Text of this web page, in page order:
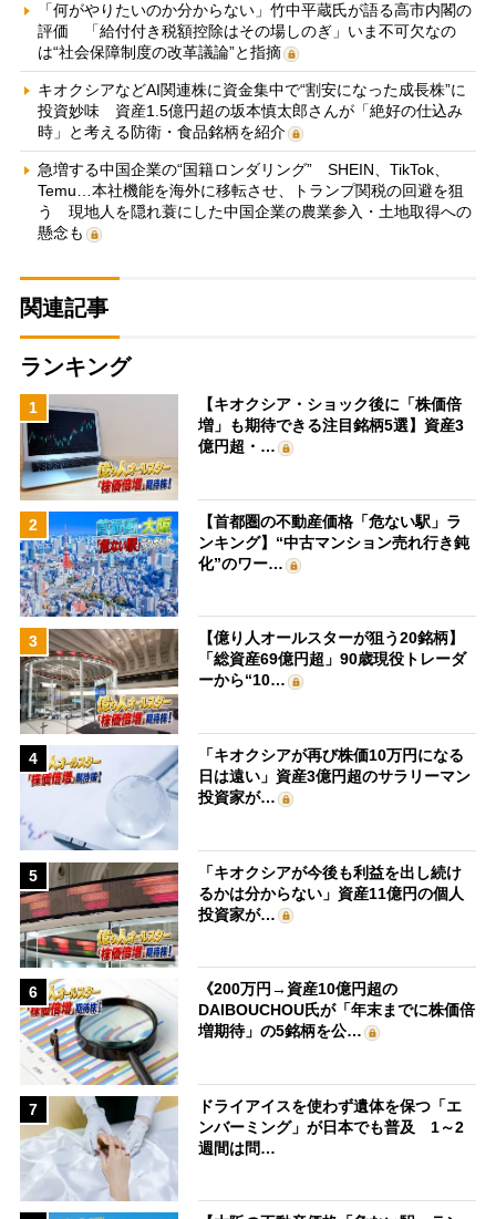
「何がやりたいのか分からない」竹中平蔵氏が語る高市内閣の
評価 「給付付き税額控除はその場しのぎ」いま不可欠なの
は“社会保障制度の改革議論”と指摘
キオクシアなどAI関連株に資金集中で“割安になった成長株”に
投資妙味 資産1.5億円超の坂本慎太郎さんが「絶好の仕込み
時」と考える防衛・食品銘柄を紹介
急増する中国企業の“国籍ロンダリング” SHEIN、TikTok、
Temu…本社機能を海外に移転させ、トランプ関税の回避を狙
う 現地人を隠れ蓑にした中国企業の農業参入・土地取得への
懸念も
関連記事
ランキング
1
【キオクシア・ショック後に「株価倍
増」も期待できる注目銘柄5選】資産3
億円超・…
2
【首都圏の不動産価格「危ない駅」ラ
ンキング】“中古マンション売れ行き鈍
化”のワー…
3
【億り人オールスターが狙う20銘柄】
「総資産69億円超」90歳現役トレーダ
ーから“10…
4
「キオクシアが再び株価10万円になる
日は遠い」資産3億円超のサラリーマン
投資家が…
5
「キオクシアが今後も利益を出し続け
るかは分からない」資産11億円の個人
投資家が…
6
《200万円→資産10億円超の
DAIBOUCHOU氏が「年末までに株価倍
増期待」の5銘柄を公…
7
ドライアイスを使わず遺体を保つ「エ
ンバーミング」が日本でも普及 1～2
週間は問…